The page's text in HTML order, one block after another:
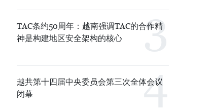
TAC条约50周年：越南强调TAC的合作精
神是构建地区安全架构的核心
越共第十四届中央委员会第三次全体会议
闭幕